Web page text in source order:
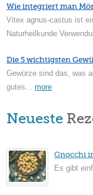
Wie integriert man
Vitex agnus-castus ist
Naturheilkunde
Die 5 wichtigsten
Gewürze sind das, was
gutes...more
Neueste
Gnocchi
Es gibt